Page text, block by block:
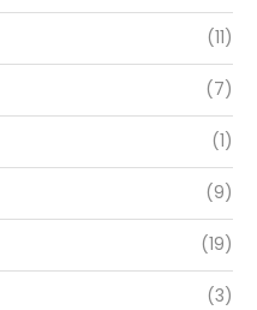
(11)
(7)
(1)
(9)
(19)
(3)